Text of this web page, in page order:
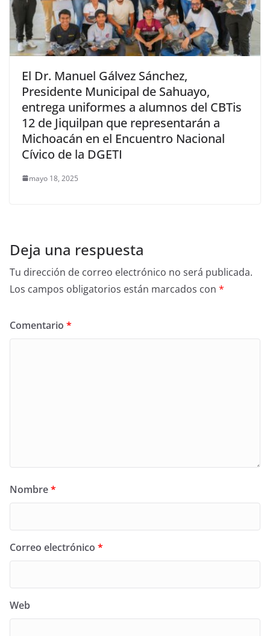
El Dr. Manuel Gálvez Sánchez,
Presidente Municipal de Sahuayo,
entrega uniformes a alumnos del CBTis
12 de Jiquilpan que representarán a
Michoacán en el Encuentro Nacional
Cívico de la DGETI
mayo 18, 2025
Deja una respuesta
Tu dirección de correo electrónico no será publicada.
Los campos obligatorios están marcados con *
Comentario *
Nombre*
Correo electrónico *
Web